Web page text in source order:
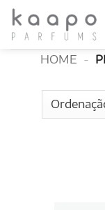
Skip
content
HOME -